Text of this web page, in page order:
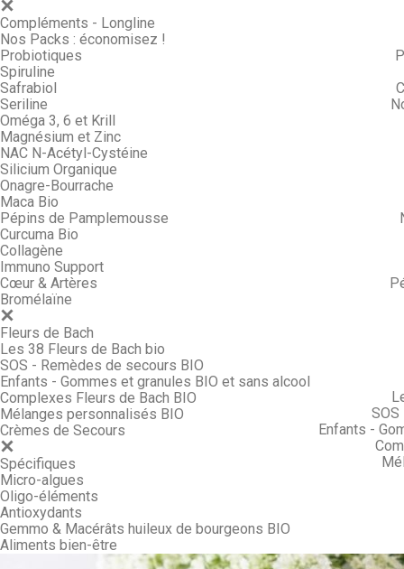
Compléments - Longline
Nos Packs : économisez !
Probiotiques
Spiruline
Safrabiol
Seriline
Oméga 3, 6 et Krill
Magnésium et Zinc
NAC N-Acétyl-Cystéine
Silicium Organique
Onagre-Bourrache
Maca Bio
Pépins de Pamplemousse
Curcuma Bio
Collagène
Immuno Support
Cœur & Artères
Bromélaïne
Fleurs de Bach
Les 38 Fleurs de Bach bio
SOS - Remèdes de secours BIO
Enfants - Gommes et granules BIO et sans alcool
Complexes Fleurs de Bach BIO
Mélanges personnalisés BIO
Crèmes de Secours
Spécifiques
Micro-algues
Oligo-éléments
Antioxydants
Gemmo & Macérâts huileux de bourgeons BIO
Aliments bien-être
Enfants -
Gemmo &